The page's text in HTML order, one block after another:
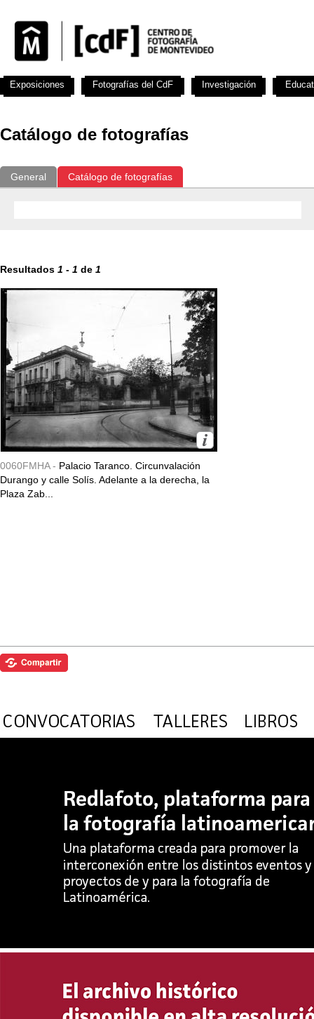
Catálogo de fotografías
General Catálogo de fotografías
Resultados 1 - 1 de 1
0060FMHA - Palacio Taranco. Circunvalación
Durango y calle Solís. Adelante a la derecha, la
Plaza Zab...
Exposiciones Fotografías del CdF Investigación